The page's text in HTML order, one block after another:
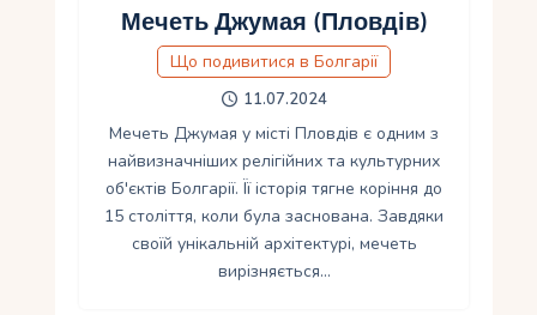
Мечеть Джумая (Пловдів)
Що подивитися в Болгарії
11.07.2024
Мечеть Джумая у місті Пловдів є одним з
найвизначніших релігійних та культурних
об'єктів Болгарії. Її історія тягне коріння до
15 століття, коли була заснована. Завдяки
своїй унікальній архітектурі, мечеть
вирізняється…